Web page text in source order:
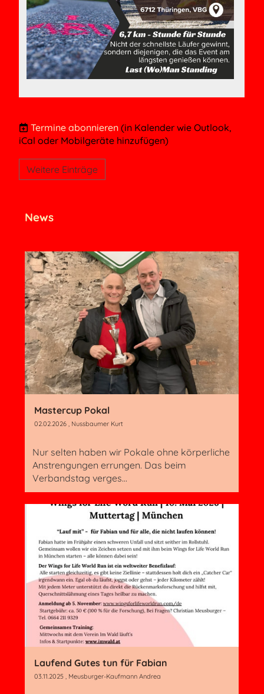
Termine abonnieren (in Kalender wie Outlook,
iCal oder Mobilgeräte hinzufügen)
Weitere Einträge
News
Mastercup Pokal
02.02.2026 , Nussbaumer Kurt
Nur selten haben wir Pokale ohne körperliche
Anstrengungen errungen. Das beim
Verbandstag verges...
Laufend Gutes tun für Fabian
03.11.2025 , Meusburger-Kaufmann Andrea